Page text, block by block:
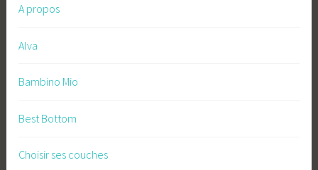
A propos
Alva
Bambino Mio
Best Bottom
Choisir ses couches